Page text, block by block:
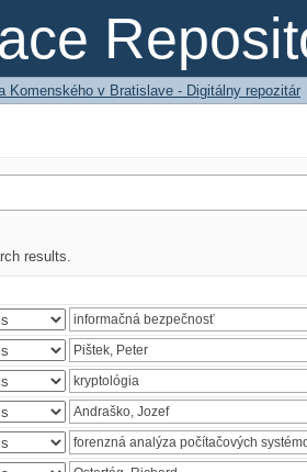
Komenského v Bratislave - Digitálny repozitár
results.